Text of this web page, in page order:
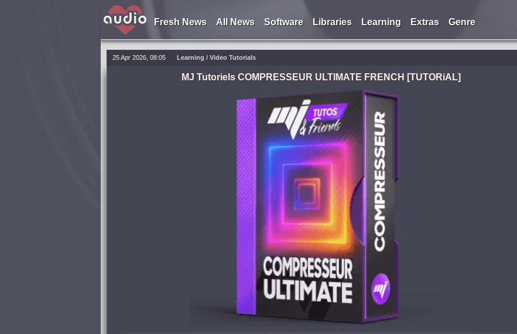
Fresh News All News Software Libraries Learning Extras Genre
25 Apr 2026, 08:05 Learning / Video Tutorials
MJ Tutoriels COMPRESSEUR ULTIMATE FRENCH [TUTORiAL]